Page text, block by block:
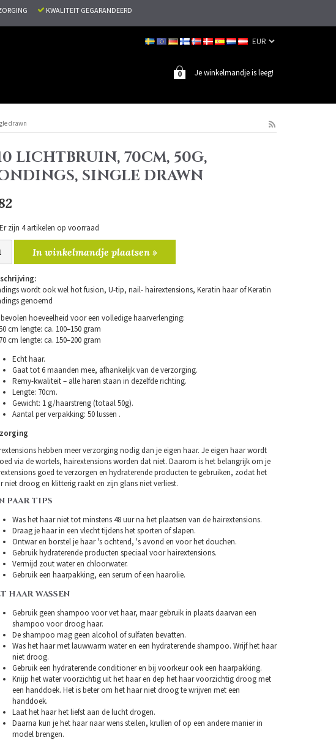
KWALITEIT GEGARANDEERD
Je winkelmandje is leeg!
0
drawn
LICHTBRUIN, 70CM, 50G,
SINGLE DRAWN
Er zijn 4 artikelen op voorraad
In winkelmandje plaatsen »
wordt ook wel hot fusion, U-tip, nail- hairextensions, Keratin haar of Keratin
genoemd
hoeveelheid voor een volledige haarverlenging:
cm lengte: ca. 100–150 gram
cm lengte: ca. 150–200 gram
Echt haar.
Gaat tot 6 maanden mee, afhankelijk van de verzorging.
Remy-kwaliteit – alle haren staan in dezelfde richting.
Lengte: 70cm.
Gewicht: 1 g/haarstreng (totaal 50g).
Aantal per verpakking: 50 lussen .
hebben meer verzorging nodig dan je eigen haar. Je eigen haar wordt
via de wortels, hairextensions worden dat niet. Daarom is het belangrijk om je
goed te verzorgen en hydraterende producten te gebruiken, zodat het
niet droog en klitterig raakt en zijn glans niet verliest.
PAAR TIPS
Was het haar niet tot minstens 48 uur na het plaatsen van de hairextensions.
Draag je haar in een vlecht tijdens het sporten of slapen.
Ontwar en borstel je haar 's ochtend, 's avond en voor het douchen.
Gebruik hydraterende producten speciaal voor hairextensions.
Vermijd zout water en chloorwater.
Gebruik een haarpakking, een serum of een haarolie.
HAAR WASSEN
Gebruik geen shampoo voor vet haar, maar gebruik in plaats daarvan een
shampoo voor droog haar.
De shampoo mag geen alcohol of sulfaten bevatten.
Was het haar met lauwwarm water en een hydraterende shampoo. Wrijf het haar
niet droog.
Gebruik een hydraterende conditioner en bij voorkeur ook een haarpakking.
Knijp het water voorzichtig uit het haar en dep het haar voorzichtig droog met
een handdoek. Het is beter om het haar niet droog te wrijven met een
handdoek.
Laat het haar het liefst aan de lucht drogen.
Daarna kun je het haar naar wens steilen, krullen of op een andere manier in
model brengen.